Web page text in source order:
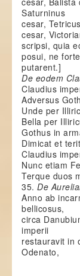
Saturninus
cesar,
cesar,
scripsi, quia
posui, ne
putarent.]
De eodem
Claudius
Adversus
Unde per
Bella per
Gothus in
Dimicat et
Claudius
Nunc etiam
Terque duos
35.De
Anno ab
bellicosus,
circa
imperii
restauravit in
Odenato,